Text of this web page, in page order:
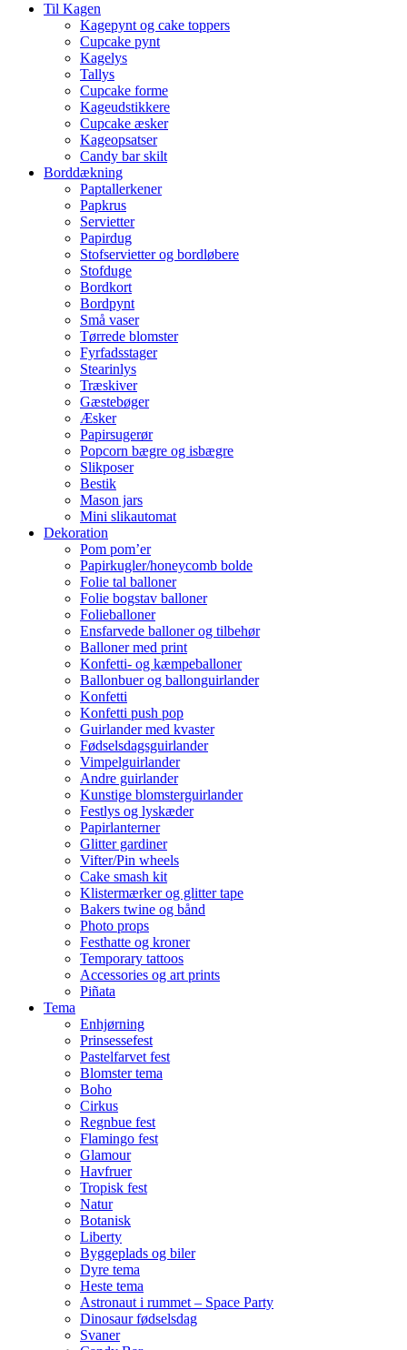
Til Kagen
Kagepynt og cake toppers
Cupcake pynt
Kagelys
Tallys
Cupcake forme
Kageudstikkere
Cupcake æsker
Kageopsatser
Candy bar skilt
Borddækning
Paptallerkener
Papkrus
Servietter
Papirdug
Stofservietter og bordløbere
Stofduge
Bordkort
Bordpynt
Små vaser
Tørrede blomster
Fyrfadsstager
Stearinlys
Træskiver
Gæstebøger
Æsker
Papirsugerør
Popcorn bægre og isbægre
Slikposer
Bestik
Mason jars
Mini slikautomat
Dekoration
Pom pom’er
Papirkugler/honeycomb bolde
Folie tal balloner
Folie bogstav balloner
Folieballoner
Ensfarvede balloner og tilbehør
Balloner med print
Konfetti- og kæmpeballoner
Ballonbuer og ballonguirlander
Konfetti
Konfetti push pop
Guirlander med kvaster
Fødselsdagsguirlander
Vimpelguirlander
Andre guirlander
Kunstige blomsterguirlander
Festlys og lyskæder
Papirlanterner
Glitter gardiner
Vifter/Pin wheels
Cake smash kit
Klistermærker og glitter tape
Bakers twine og bånd
Photo props
Festhatte og kroner
Temporary tattoos
Accessories og art prints
Piñata
Tema
Enhjørning
Prinsessefest
Pastelfarvet fest
Blomster tema
Boho
Cirkus
Regnbue fest
Flamingo fest
Glamour
Havfruer
Tropisk fest
Natur
Botanisk
Liberty
Byggeplads og biler
Dyre tema
Heste tema
Astronaut i rummet – Space Party
Dinosaur fødselsdag
Svaner